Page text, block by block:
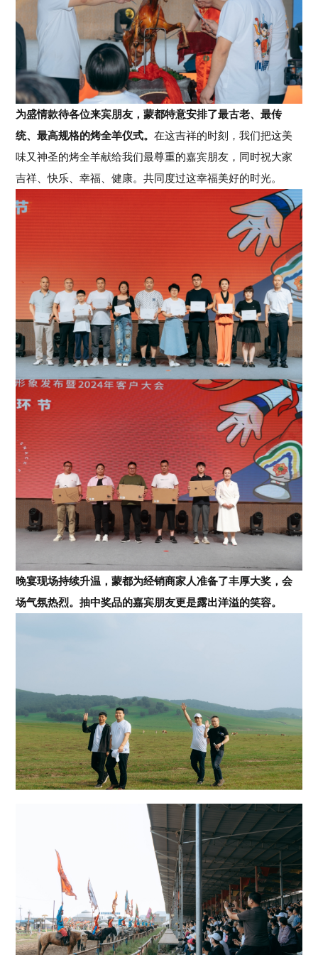
为盛情款待各位来宾朋友，蒙都特意安排了最古老、最传
统、最高规格的烤全羊仪式。在这吉祥的时刻，我们把这美
味又神圣的烤全羊献给我们最尊重的嘉宾朋友，同时祝大家
吉祥、快乐、幸福、健康。共同度过这幸福美好的时光。
晚宴现场持续升温，蒙都为经销商家人准备了丰厚大奖，会
场气氛热烈。抽中奖品的嘉宾朋友更是露出洋溢的笑容。